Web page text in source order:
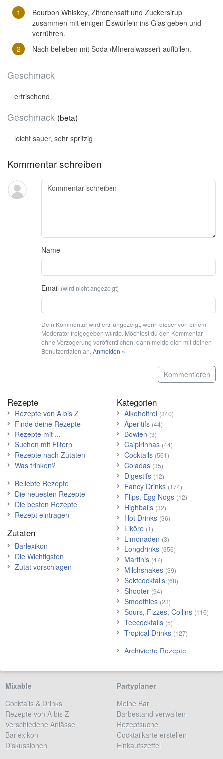
Bourbon Whiskey, Zitronensaft und Zuckersirup
zusammen mit einigen Eiswürfeln ins Glas geben und
verrühren.
Nach belieben mit Soda (MIneralwasser) auffüllen.
Geschmack
erfrischend
Geschmack (beta)
leicht sauer, sehr spritzig
Kommentar schreiben
Name
Email (wird nicht angezeigt)
Dein Kommentar wird erst angezeigt, wenn dieser von einem
Moderator freigegeben wurde. Möchtest du den Kommentar
ohne Verzögerung veröffentlichen, dann melde dich mit deinen
Benutzerdaten an. Anmelden »
Kommentieren
Rezepte
Rezepte von A bis Z
Finde deine Rezepte
Rezepte mit ...
Suchen mit Filtern
Rezepte nach Zutaten
Was trinken?
Beliebte Rezepte
Die neuesten Rezepte
Die besten Rezepte
Rezept eintragen
Zutaten
Barlexikon
Die Wichtigsten
Zutat vorschlagen
Kategorien
Alkoholfrei (340)
Aperitifs (44)
Bowlen (9)
Caipirinhas (44)
Cocktails (561)
Coladas (35)
Digestifs (12)
Fancy Drinks (174)
Flips, Egg Nogs (12)
Highballs (32)
Hot Drinks (36)
Liköre (1)
Limonaden (3)
Longdrinks (356)
Martinis (47)
Milchshakes (39)
Sektcocktails (68)
Shooter (94)
Smoothies (23)
Sours, Fizzes, Collins (116)
Teecocktails (5)
Tropical Drinks (127)
Archivierte Rezepte
Mixable
Cocktails & Drinks
Rezepte von A bis Z
Verschiedene Anlässe
Barlexikon
Diskussionen
Partyplaner
Meine Bar
Barbestand verwalten
Rezeptsuche
Cocktailkarte erstellen
Einkaufszettel